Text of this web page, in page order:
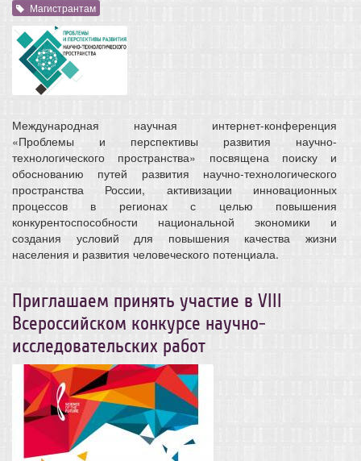
Магистрантам
Международная научная интернет-конференция
«Проблемы и перспективы развития научно-
технологического пространства» посвящена поиску и
обоснованию путей развития научно-технологического
пространства России, активизации инновационных
процессов в регионах с целью повышения
конкурентоспособности национальной экономики и
создания условий для повышения качества жизни
населения и развития человеческого потенциала.
Приглашаем принять участие в VIII
Всероссийском конкурсе научно-
исследовательских работ